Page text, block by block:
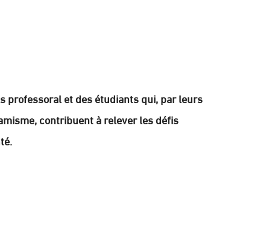
professoral et des étudiants qui, par leurs
contribuent à relever les défis